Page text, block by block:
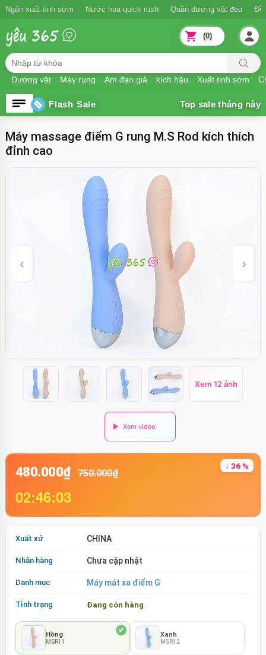
Ngăn xuất tinh sớm Nước hoa quick rush Quần dương vật đeo Đồ
Dương vật Máy rung Âm đạo giả kích hậu Xuất tinh sớm
(0)
Flash Sale
Máy massage điểm G rung M.S Rod kích thích
đỉnh cao
Xem 12 ảnh
480.000₫ 750.000₫
↓ 36 %
02:46:03
Xuất xứ CHINA
Nhãn hàng Chưa cập nhật
Danh mục Máy mát xa điểm G
Tình trạng Đang còn hàng
Hồng
MSR11
Xanh
MSR12